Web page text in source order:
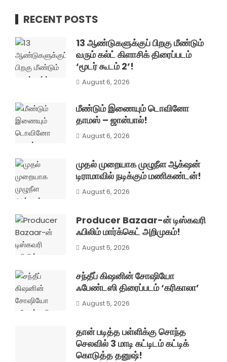
RECENT POSTS
13 ஆண்டுகளுக்குப் பிறகு மீண்டும்
வரும் கல்ட் கிளாசிக் திரைப்படம்
‘மூடர் கூடம் 2’!
August 6, 2026
மீண்டும் இணையும் டொவினோ
தாமஸ் – ஜான்பால்!
August 6, 2026
முதல் முறையாக முழுநீள ஆக்‌ஷன்
டிராமாவில் நடிக்கும் மணிகண்டன்!
August 6, 2026
Producer Bazaar-ன் டிஸ்கவரி
ஃபிலிம் மார்க்கெட் அறிமுகம்!
August 5, 2026
சந்தீப் கிஷனின் சோஷியோ
ஃபேண்டஸி திரைப்படம் ‘கரிகாலா’
August 5, 2026
தான் படித்த பள்ளிக்கு சொந்த
செலவில் 3 மாடி கட்டிடம் கட்டிக்
கொடுத்த தனுஷ்!